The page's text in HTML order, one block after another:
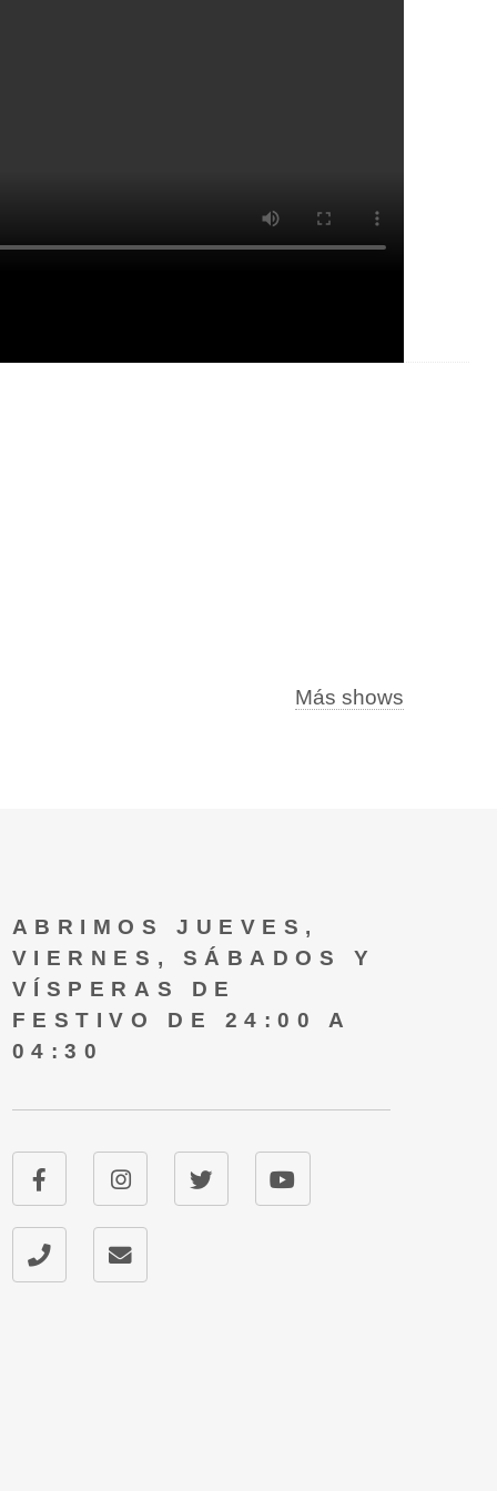
Más shows
ABRIMOS JUEVES,
VIERNES, SÁBADOS Y
VÍSPERAS DE
FESTIVO DE 24:00 A
04:30